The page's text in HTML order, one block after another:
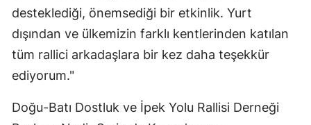
desteklediği, önemsediği bir etkinlik. Yurt
dışından ve ülkemizin farklı kentlerinden katılan
tüm rallici arkadaşlara bir kez daha teşekkür
ediyorum."
Doğu-Batı Dostluk ve İpek Yolu Rallisi Derneği